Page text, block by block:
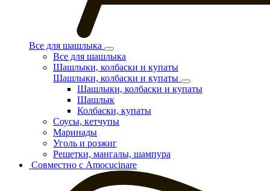
Все для шашлыка
Все для шашлыка
Шашлыки, колбаски и купаты
Шашлыки, колбаски и купаты
Шашлыки, колбаски и купаты
Шашлык
Колбаски, купаты
Соусы, кетчупы
Маринады
Уголь и розжиг
Решетки, мангалы, шампура
Совместно с Amocucinare